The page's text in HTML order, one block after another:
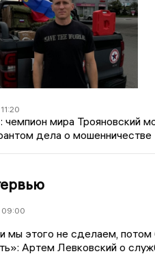
11:20
мира Трояновский
дела о мошенничестве
09:00
мы этого не сделаем,
Артем Левковский о